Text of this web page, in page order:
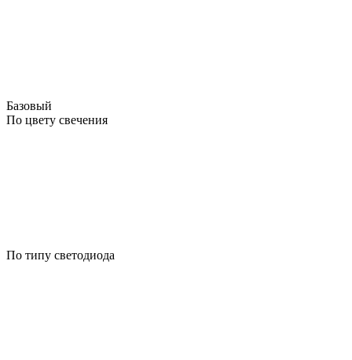
Базовый
По цвету свечения
По типу светодиода